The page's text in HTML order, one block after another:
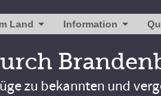
Land Information
zu bekannten und